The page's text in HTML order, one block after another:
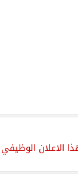
الاعلان الوظيفي